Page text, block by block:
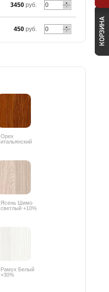
3450 руб.
450 руб.
Орех
итальянский
Ясень Шимо
светлый +10%
Рамух Белый
+30%